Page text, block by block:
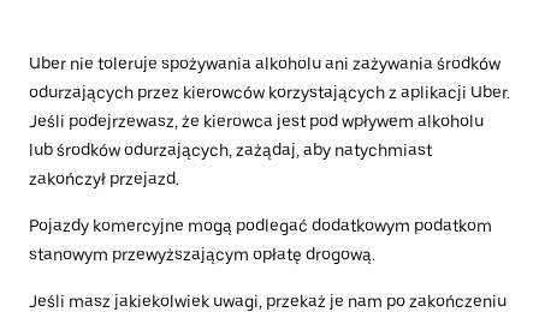
Uber nie toleruje spożywania alkoholu ani zażywania środków
odurzających przez kierowców korzystających z aplikacji Uber.
Jeśli podejrzewasz, że kierowca jest pod wpływem alkoholu
lub środków odurzających, zażądaj, aby natychmiast
zakończył przejazd.
Pojazdy komercyjne mogą podlegać dodatkowym podatkom
stanowym przewyższającym opłatę drogową.
Jeśli masz jakiekolwiek uwagi, przekaż je nam po zakończeniu